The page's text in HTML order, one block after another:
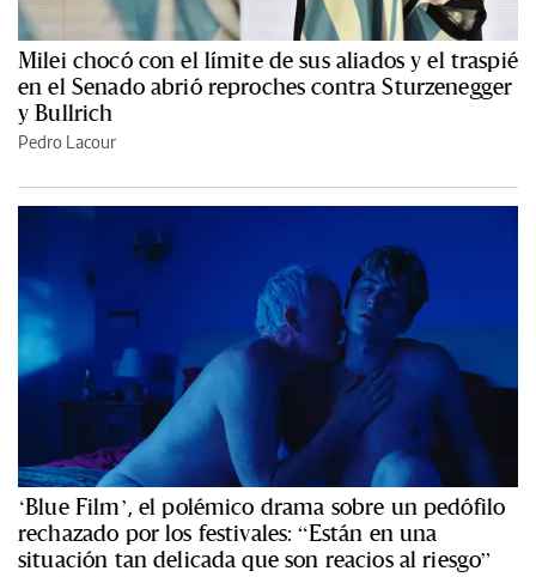
Milei chocó con el límite de sus aliados y el traspié
en el Senado abrió reproches contra Sturzenegger
y Bullrich
Pedro Lacour
‘Blue Film’, el polémico drama sobre un pedófilo
rechazado por los festivales: “Están en una
situación tan delicada que son reacios al riesgo”